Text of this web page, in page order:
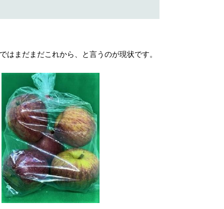
まだまだこれから、と言うのが現状です。